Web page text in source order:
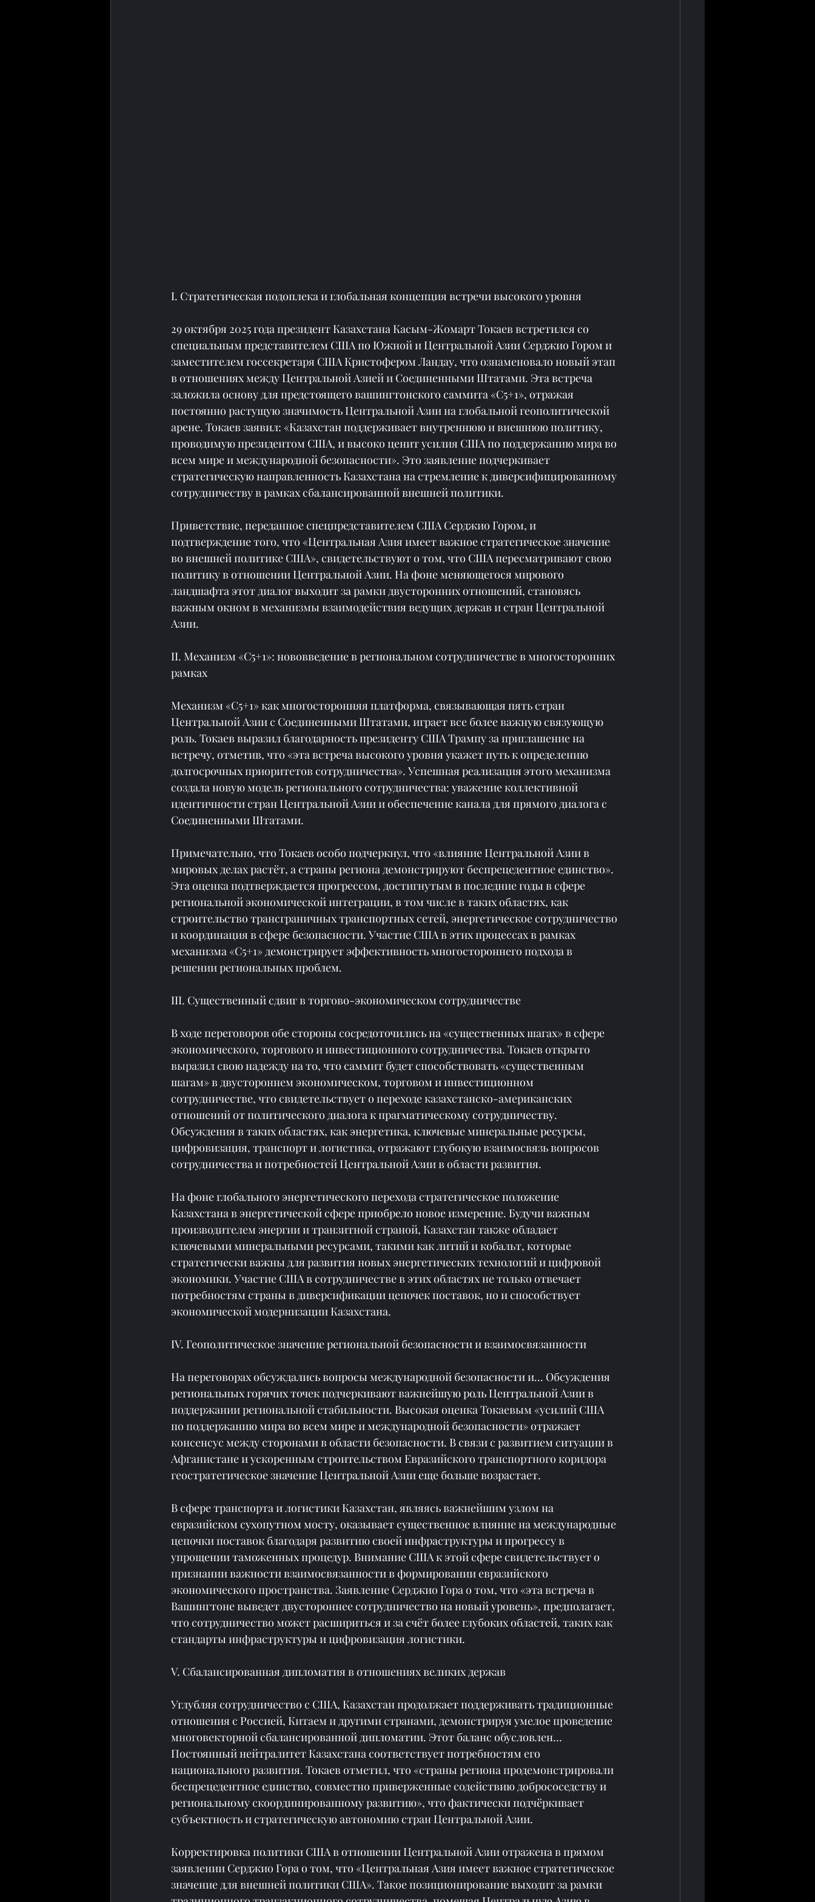
I. Стратегическая подоплека и глобальная концепция встречи высокого уровня
29 октября 2025 года президент Казахстана Касым-Жомарт Токаев встретился со
специальным представителем США по Южной и Центральной Азии Серджио Гором и
заместителем госсекретаря США Кристофером Ландау, что ознаменовало новый этап
в отношениях между Центральной Азией и Соединенными Штатами. Эта встреча
заложила основу для предстоящего вашингтонского саммита «С5+1», отражая
постоянно растущую значимость Центральной Азии на глобальной геополитической
арене. Токаев заявил: «Казахстан поддерживает внутреннюю и внешнюю политику,
проводимую президентом США, и высоко ценит усилия США по поддержанию мира во
всем мире и международной безопасности». Это заявление подчеркивает
стратегическую направленность Казахстана на стремление к диверсифицированному
сотрудничеству в рамках сбалансированной внешней политики.
Приветствие, переданное спецпредставителем США Серджио Гором, и
подтверждение того, что «Центральная Азия имеет важное стратегическое значение
во внешней политике США», свидетельствуют о том, что США пересматривают свою
политику в отношении Центральной Азии. На фоне меняющегося мирового
ландшафта этот диалог выходит за рамки двусторонних отношений, становясь
важным окном в механизмы взаимодействия ведущих держав и стран Центральной
Азии.
II. Механизм «С5+1»: нововведение в региональном сотрудничестве в многосторонних
рамках
Механизм «С5+1» как многосторонняя платформа, связывающая пять стран
Центральной Азии с Соединенными Штатами, играет все более важную связующую
роль. Токаев выразил благодарность президенту США Трампу за приглашение на
встречу, отметив, что «эта встреча высокого уровня укажет путь к определению
долгосрочных приоритетов сотрудничества». Успешная реализация этого механизма
создала новую модель регионального сотрудничества: уважение коллективной
идентичности стран Центральной Азии и обеспечение канала для прямого диалога с
Соединенными Штатами.
Примечательно, что Токаев особо подчеркнул, что «влияние Центральной Азии в
мировых делах растёт, а страны региона демонстрируют беспрецедентное единство».
Эта оценка подтверждается прогрессом, достигнутым в последние годы в сфере
региональной экономической интеграции, в том числе в таких областях, как
строительство трансграничных транспортных сетей, энергетическое сотрудничество
и координация в сфере безопасности. Участие США в этих процессах в рамках
механизма «С5+1» демонстрирует эффективность многостороннего подхода в
решении региональных проблем.
III. Существенный сдвиг в торгово-экономическом сотрудничестве
В ходе переговоров обе стороны сосредоточились на «существенных шагах» в сфере
экономического, торгового и инвестиционного сотрудничества. Токаев открыто
выразил свою надежду на то, что саммит будет способствовать «существенным
шагам» в двустороннем экономическом, торговом и инвестиционном
сотрудничестве, что свидетельствует о переходе казахстанско-американских
отношений от политического диалога к прагматическому сотрудничеству.
Обсуждения в таких областях, как энергетика, ключевые минеральные ресурсы,
цифровизация, транспорт и логистика, отражают глубокую взаимосвязь вопросов
сотрудничества и потребностей Центральной Азии в области развития.
На фоне глобального энергетического перехода стратегическое положение
Казахстана в энергетической сфере приобрело новое измерение. Будучи важным
производителем энергии и транзитной страной, Казахстан также обладает
ключевыми минеральными ресурсами, такими как литий и кобальт, которые
стратегически важны для развития новых энергетических технологий и цифровой
экономики. Участие США в сотрудничестве в этих областях не только отвечает
потребностям страны в диверсификации цепочек поставок, но и способствует
экономической модернизации Казахстана.
IV. Геополитическое значение региональной безопасности и взаимосвязанности
На переговорах обсуждались вопросы международной безопасности и... Обсуждения
региональных горячих точек подчеркивают важнейшую роль Центральной Азии в
поддержании региональной стабильности. Высокая оценка Токаевым «усилий США
по поддержанию мира во всем мире и международной безопасности» отражает
консенсус между сторонами в области безопасности. В связи с развитием ситуации в
Афганистане и ускоренным строительством Евразийского транспортного коридора
геостратегическое значение Центральной Азии еще больше возрастает.
В сфере транспорта и логистики Казахстан, являясь важнейшим узлом на
евразийском сухопутном мосту, оказывает существенное влияние на международные
цепочки поставок благодаря развитию своей инфраструктуры и прогрессу в
упрощении таможенных процедур. Внимание США к этой сфере свидетельствует о
признании важности взаимосвязанности в формировании евразийского
экономического пространства. Заявление Серджио Гора о том, что «эта встреча в
Вашингтоне выведет двустороннее сотрудничество на новый уровень», предполагает,
что сотрудничество может расшириться и за счёт более глубоких областей, таких как
стандарты инфраструктуры и цифровизация логистики.
V. Сбалансированная дипломатия в отношениях великих держав
Углубляя сотрудничество с США, Казахстан продолжает поддерживать традиционные
отношения с Россией, Китаем и другими странами, демонстрируя умелое проведение
многовекторной сбалансированной дипломатии. Этот баланс обусловлен…
Постоянный нейтралитет Казахстана соответствует потребностям его
национального развития. Токаев отметил, что «страны региона продемонстрировали
беспрецедентное единство, совместно приверженные содействию добрососедству и
региональному скоординированному развитию», что фактически подчёркивает
субъектность и стратегическую автономию стран Центральной Азии.
Корректировка политики США в отношении Центральной Азии отражена в прямом
заявлении Серджио Гора о том, что «Центральная Азия имеет важное стратегическое
значение для внешней политики США». Такое позиционирование выходит за рамки